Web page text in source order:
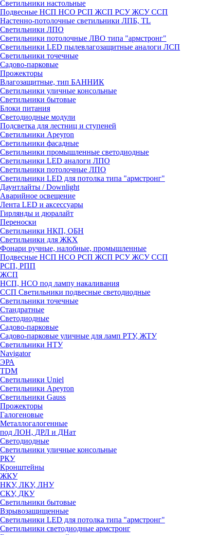
Светильники настольные
Подвесные НСП НСО РСП ЖСП РСУ ЖСУ ССП
Настенно-потолочные светильники ЛПБ, TL
Светильники ЛПО
Светильники потолочные ЛВО типа "армстронг"
Светильники LED пылевлагозащитные аналоги ЛСП
Светильники точечные
Садово-парковые
Прожекторы
Влагозащитные, тип БАННИК
Светильники уличные консольные
Светильники бытовые
Блоки питания
Светодиодные модули
Подсветка для лестниц и ступеней
Светильники Apeyron
Светильники фасадные
Светильники промышленные светодиодные
Светильники LED аналоги ЛПО
Светильники потолочные ЛПО
Светильники LED для потолка типа "армстронг"
Даунтлайты / Downlight
Аварийное освещение
Лента LED и аксессуары
Гирлянды и дюралайт
Переноски
Светильники НКП, ОБН
Светильники для ЖКХ
Фонари ручные, налобные, промышленные
Подвесные НСП НСО РСП ЖСП РСУ ЖСУ ССП
РСП, РПП
ЖСП
НСП, НСО под лампу накаливания
ССП Светильники подвесные светодиодные
Светильники точечные
Стандратные
Светодиодные
Садово-парковые
Садово-парковые уличные для ламп РТУ, ЖТУ
Светильники НТУ
Navigator
ЭРА
TDM
Светильники Uniel
Светильники Apeyron
Светильники Gauss
Прожекторы
Галогеновые
Металлогалогенные
под ЛОН, ДРЛ и ДНат
Светодиодные
Светильники уличные консольные
РКУ
Кронштейны
ЖКУ
НКУ, ЛКУ, ЛНУ
СКУ, ДКУ
Светильники бытовые
Взрывозащищенные
Светильники LED для потолка типа "армстронг"
Светильники светодиодные армстронг